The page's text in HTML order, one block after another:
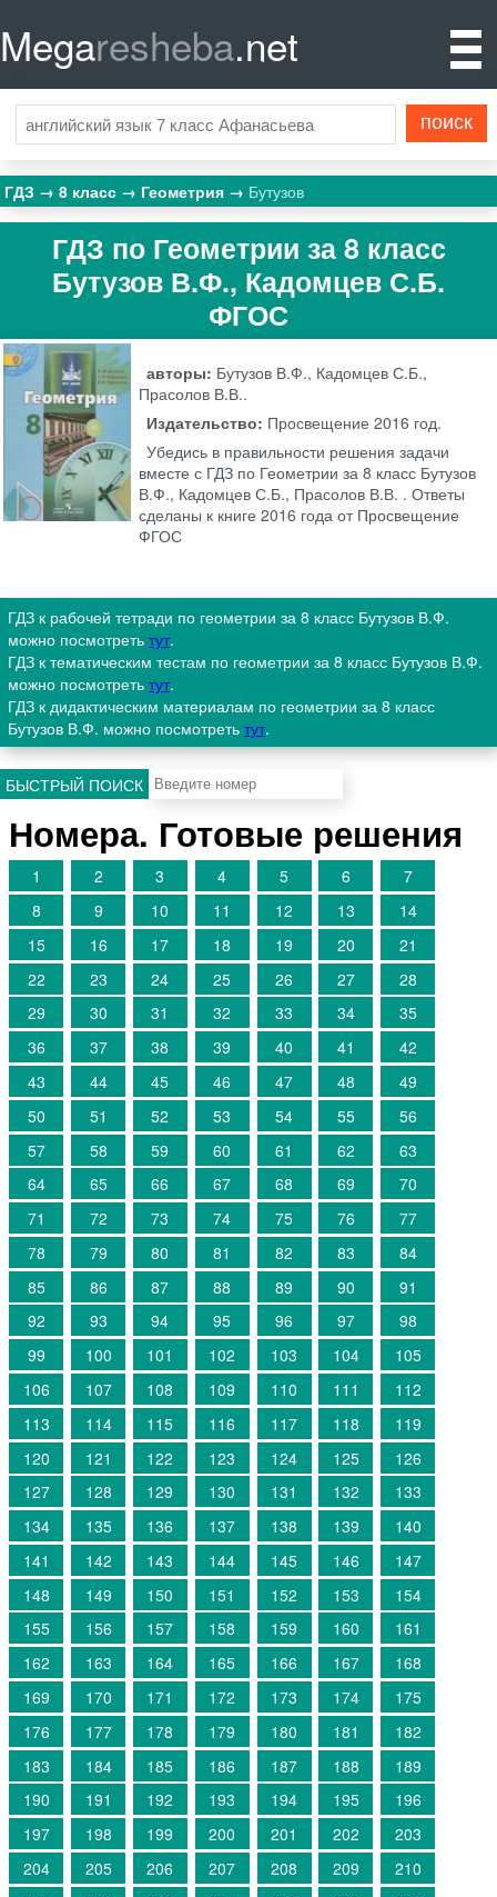
Megaresheba.net
ГДЗ 8 класс Геометрия Бутузов
ГДЗ по Геометрии за 8 класс
Бутузов В.Ф., Кадомцев С.Б.
ФГОС
авторы: Бутузов В.Ф., Кадомцев С.Б.,
Прасолов В.В..
Издательство: Просвещение 2016 год.
Убедись в правильности решения задачи
вместе с ГДЗ по Геометрии за 8 класс Бутузов
В.Ф., Кадомцев С.Б., Прасолов В.В. . Ответы
сделаны к книге 2016 года от Просвещение
ФГОС
ГДЗ к рабочей тетради по геометрии за 8 класс Бутузов В.Ф.
можно посмотреть тут.
ГДЗ к тематическим тестам по геометрии за 8 класс Бутузов В.Ф.
можно посмотреть тут.
ГДЗ к дидактическим материалам по геометрии за 8 класс
Бутузов В.Ф. можно посмотреть тут.
БЫСТРЫЙ ПОИСК
Номера. Готовые решения
1 2 3 4 5 6
7
8
9 10 11 12 13
14
15
16 17 18 19 20
21
22
23 24 25 26 27
28
29
30 31 32 33 34
35
36
37 38 39 40 41
42
43
44 45 46 47 48
49
50
51 52 53 54 55
56
57
58 59 60 61 62
63
64
65 66 67 68 69
70
71
72 73 74 75 76
77
78
79 80 81 82 83
84
85
86 87 88 89 90
91
92
93 94 95 96 97
98
99
100 101 102 103 104
105
106
107 108 109 110 111
112
113
114 115 116 117 118
119
120
121 122 123 124 125
126
127
128 129 130 131 132
133
134
135 136 137 138 139
140
141
142 143 144 145 146
147
148
149 150 151 152 153
154
155
156 157 158 159 160
161
162
163 164 165 166 167
168
169
170 171 172 173 174
175
176
177 178 179 180 181
182
183
184 185 186 187 188
189
190
191 192 193 194 195
196
197
198 199 200 201 202
203
204
205 206 207 208 209
210